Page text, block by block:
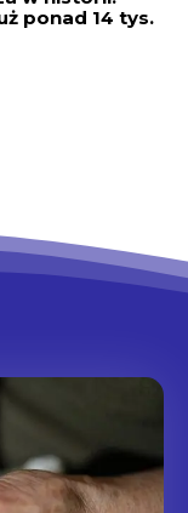
ponad 14 tys.